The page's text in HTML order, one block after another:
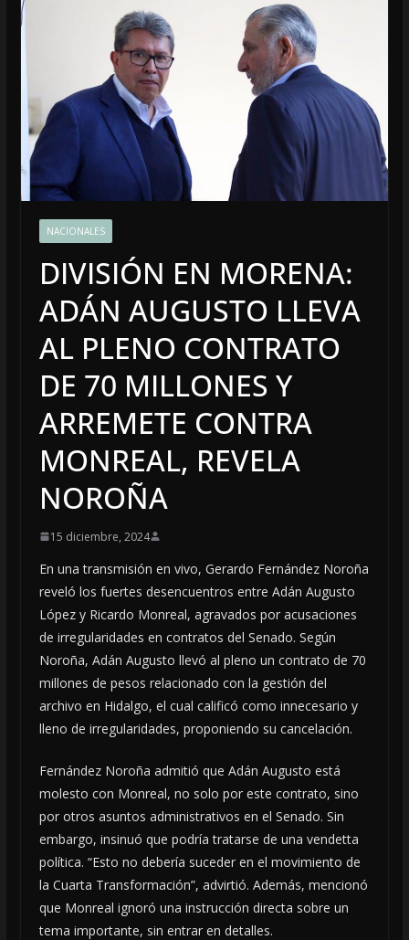
NACIONALES
DIVISIÓN EN MORENA:
ADÁN AUGUSTO LLEVA
AL PLENO CONTRATO
DE 70 MILLONES Y
ARREMETE CONTRA
MONREAL, REVELA
NOROÑA
15 diciembre, 2024
En una transmisión en vivo, Gerardo Fernández Noroña
reveló los fuertes desencuentros entre Adán Augusto
López y Ricardo Monreal, agravados por acusaciones
de irregularidades en contratos del Senado. Según
Noroña, Adán Augusto llevó al pleno un contrato de 70
millones de pesos relacionado con la gestión del
archivo en Hidalgo, el cual calificó como innecesario y
lleno de irregularidades, proponiendo su cancelación.
Fernández Noroña admitió que Adán Augusto está
molesto con Monreal, no solo por este contrato, sino
por otros asuntos administrativos en el Senado. Sin
embargo, insinuó que podría tratarse de una vendetta
política. “Esto no debería suceder en el movimiento de
la Cuarta Transformación”, advirtió. Además, mencionó
que Monreal ignoró una instrucción directa sobre un
tema importante, sin entrar en detalles.